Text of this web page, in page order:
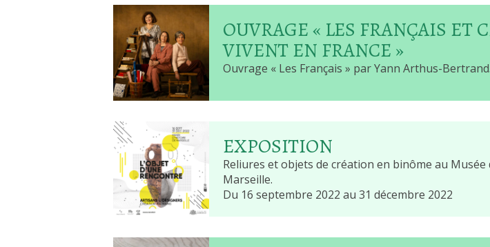
OUVRAGE « LES FRANÇAIS ET
VIVENT EN FRANCE »
Ouvrage « Les Français » par Yann Arthus-Bertrand.
EXPOSITION
Reliures et objets de création en binôme au Musée
Marseille.
Du 16 septembre 2022 au 31 décembre 2022